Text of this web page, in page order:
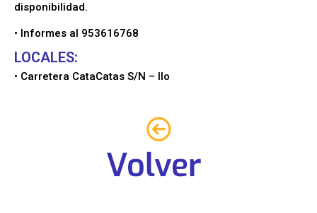
disponibilidad.
• Informes al 953616768
LOCALES:
• Carretera CataCatas S/N – Ilo